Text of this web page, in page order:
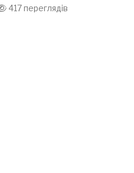
417 переглядів